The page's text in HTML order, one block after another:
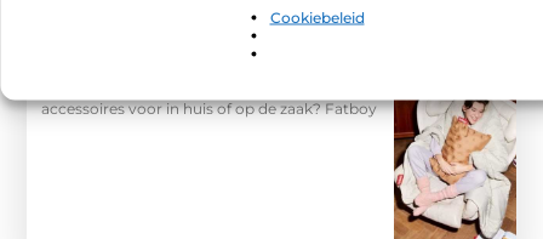
Cookiebeleid
interesseren.
Scandinavische meubels en accessoires
accessoires voor in huis of op de zaak? Fatboy